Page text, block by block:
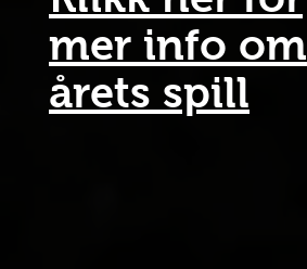
mer info om
årets spill